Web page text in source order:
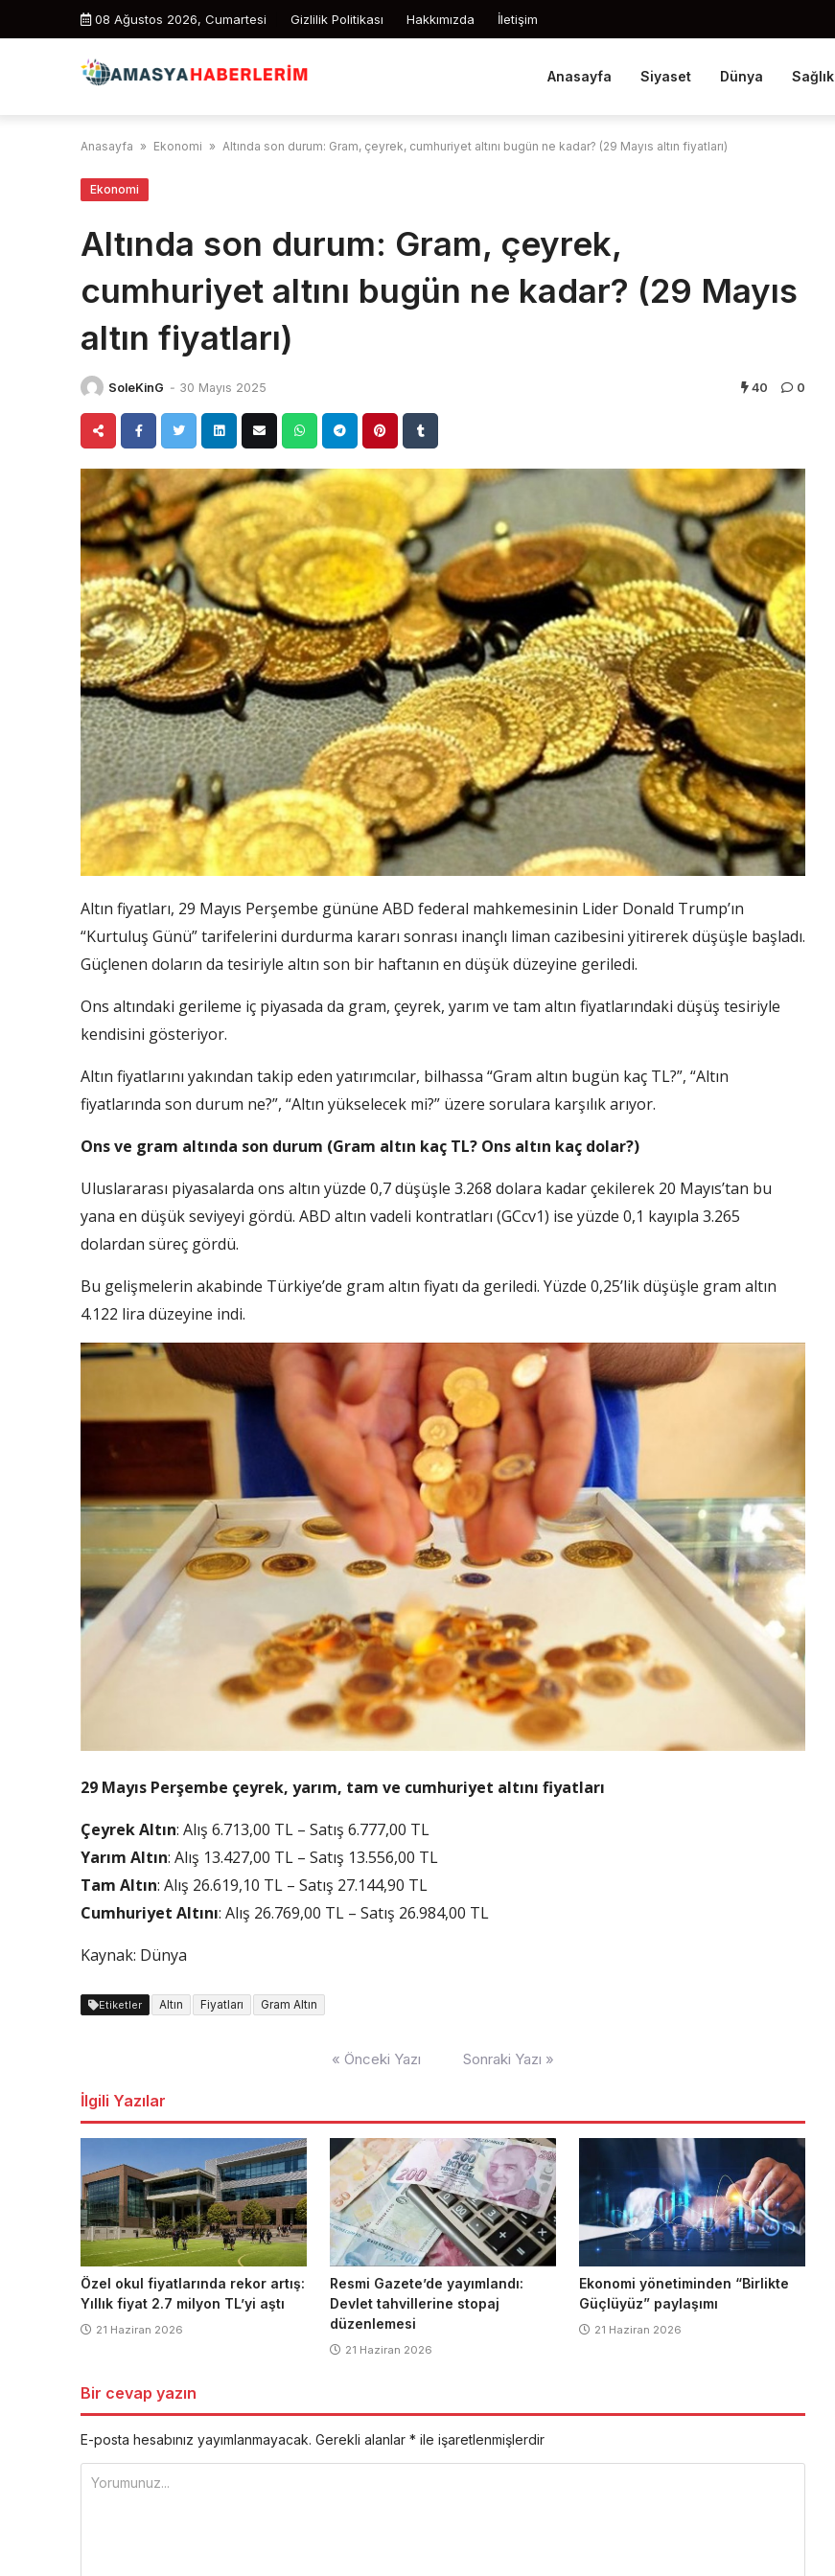
08 Ağustos 2026, Cumartesi Gizlilik Politikası Hakkımızda İletişim
Anasayfa Siyaset Dünya Sağlık
Anasayfa » Ekonomi » Altında son durum: Gram, çeyrek, cumhuriyet altını bugün ne kadar? (29 Mayıs altın fiyatları)
Ekonomi
Altında son durum: Gram, çeyrek,
cumhuriyet altını bugün ne kadar? (29 Mayıs
altın fiyatları)
SoleKinG - 30 Mayıs 2025 40 0
Altın fiyatları, 29 Mayıs Perşembe gününe ABD federal mahkemesinin Lider Donald Trump’ın
“Kurtuluş Günü” tarifelerini durdurma kararı sonrası inançlı liman cazibesini yitirerek düşüşle başladı.
Güçlenen doların da tesiriyle altın son bir haftanın en düşük düzeyine geriledi.
Ons altındaki gerileme iç piyasada da gram, çeyrek, yarım ve tam altın fiyatlarındaki düşüş tesiriyle
kendisini gösteriyor.
Altın fiyatlarını yakından takip eden yatırımcılar, bilhassa “Gram altın bugün kaç TL?”, “Altın
fiyatlarında son durum ne?”, “Altın yükselecek mi?” üzere sorulara karşılık arıyor.
Ons ve gram altında son durum (Gram altın kaç TL? Ons altın kaç dolar?)
Uluslararası piyasalarda ons altın yüzde 0,7 düşüşle 3.268 dolara kadar çekilerek 20 Mayıs’tan bu
yana en düşük seviyeyi gördü. ABD altın vadeli kontratları (GCcv1) ise yüzde 0,1 kayıpla 3.265
dolardan süreç gördü.
Bu gelişmelerin akabinde Türkiye’de gram altın fiyatı da geriledi. Yüzde 0,25’lik düşüşle gram altın
4.122 lira düzeyine indi.
29 Mayıs Perşembe çeyrek, yarım, tam ve cumhuriyet altını fiyatları
ÇeyrekAltın: Alış 6.713,00 TL – Satış 6.777,00 TL
Yarım Altın: Alış 13.427,00 TL – Satış 13.556,00 TL
Tam Altın: Alış 26.619,10 TL – Satış 27.144,90 TL
Cumhuriyet Altını: Alış 26.769,00 TL – Satış 26.984,00 TL
Kaynak: Dünya
Etiketler Altın Fiyatları Gram Altın
« Önceki Yazı Sonraki Yazı »
İlgili Yazılar
Özel okul fiyatlarında rekor artış:
Yıllık fiyat 2.7 milyon TL’yi aştı
21 Haziran 2026
Resmi Gazete’de yayımlandı:
Devlet tahvillerine stopaj
düzenlemesi
21 Haziran 2026
Ekonomi yönetiminden “Birlikte
Güçlüyüz” paylaşımı
21 Haziran 2026
Bir cevap yazın
E-posta hesabınız yayımlanmayacak. Gerekli alanlar * ile işaretlenmişlerdir